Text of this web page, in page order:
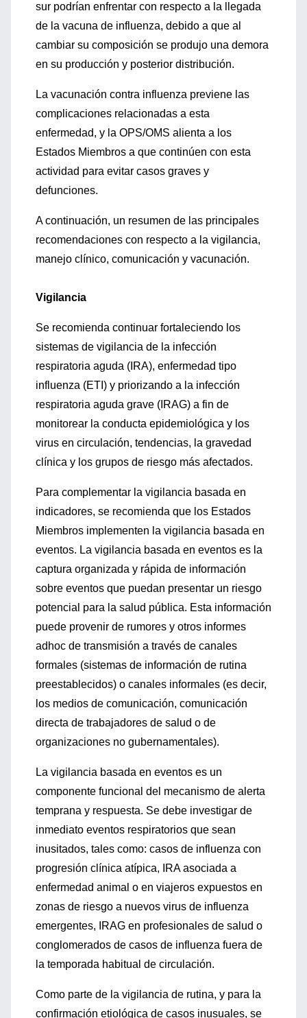
sur podrían enfrentar con respecto a la llegada
de la vacuna de influenza, debido a que al
cambiar su composición se produjo una demora
en su producción y posterior distribución.
La vacunación contra influenza previene las
complicaciones relacionadas a esta
enfermedad, y la OPS/OMS alienta a los
Estados Miembros a que continúen con esta
actividad para evitar casos graves y
defunciones.
A continuación, un resumen de las principales
recomendaciones con respecto a la vigilancia,
manejo clínico, comunicación y vacunación.
Vigilancia
Se recomienda continuar fortaleciendo los
sistemas de vigilancia de la infección
respiratoria aguda (IRA), enfermedad tipo
influenza (ETI) y priorizando a la infección
respiratoria aguda grave (IRAG) a fin de
monitorear la conducta epidemiológica y los
virus en circulación, tendencias, la gravedad
clínica y los grupos de riesgo más afectados.
Para complementar la vigilancia basada en
indicadores, se recomienda que los Estados
Miembros implementen la vigilancia basada en
eventos. La vigilancia basada en eventos es la
captura organizada y rápida de información
sobre eventos que puedan presentar un riesgo
potencial para la salud pública. Esta información
puede provenir de rumores y otros informes
adhoc de transmisión a través de canales
formales (sistemas de información de rutina
preestablecidos) o canales informales (es decir,
los medios de comunicación, comunicación
directa de trabajadores de salud o de
organizaciones no gubernamentales).
La vigilancia basada en eventos es un
componente funcional del mecanismo de alerta
temprana y respuesta. Se debe investigar de
inmediato eventos respiratorios que sean
inusitados, tales como: casos de influenza con
progresión clínica atípica, IRA asociada a
enfermedad animal o en viajeros expuestos en
zonas de riesgo a nuevos virus de influenza
emergentes, IRAG en profesionales de salud o
conglomerados de casos de influenza fuera de
la temporada habitual de circulación.
Como parte de la vigilancia de rutina, y para la
confirmación etiológica de casos inusuales, se